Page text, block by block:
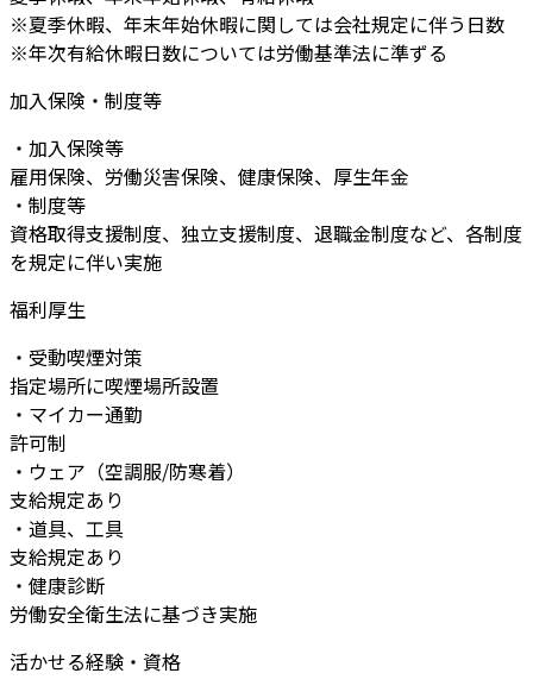
※夏季休暇、年末年始休暇に関しては会社規定に伴う日数
※年次有給休暇日数については労働基準法に準ずる
加入保険・制度等
・加入保険等
雇用保険、労働災害保険、健康保険、厚生年金
・制度等
資格取得支援制度、独立支援制度、退職金制度など、各制度
を規定に伴い実施
福利厚生
・受動喫煙対策
指定場所に喫煙場所設置
・マイカー通勤
許可制
・ウェア（空調服/防寒着）
支給規定あり
・道具、工具
支給規定あり
・健康診断
労働安全衛生法に基づき実施
活かせる経験・資格